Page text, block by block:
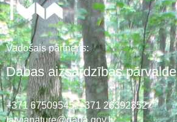
Vadošais partneris:
Dabas aizsardzības pārvalde
+371 67509545,+371 26392352